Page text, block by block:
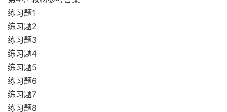
练习题1
练习题2
练习题3
练习题4
练习题5
练习题6
练习题7
练习题8